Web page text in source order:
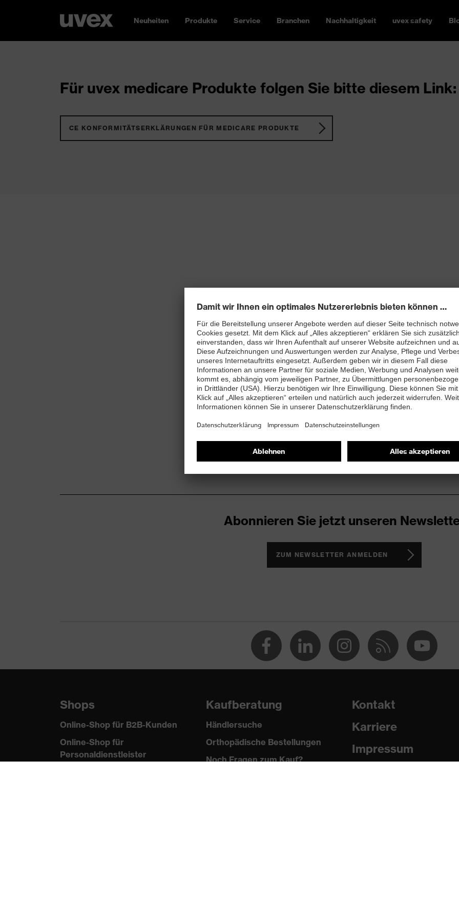
Neuheiten Produkte Service Branchen Nachhaltigkeit uvex safety
Für uvex medicare Produkte folgen Sie bitte diesem Link:
CE KONFORMITÄTSERKLÄRUNGEN FÜR MEDICARE PRODUKTE
Abonnieren Sie jetzt unseren
ZUM NEWSLETTER ANMELDEN
Shops
Online-Shop für B2B-Kunden
Online-Shop für
Personaldienstleister
Kaufberatung
Händlersuche
Orthopädische Bestellungen
Noch Fragen zum Kauf?
Kontakt
Karriere
Impressum